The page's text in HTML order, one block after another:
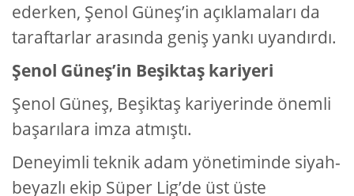
ederken, Şenol Güneş’in açıklamaları da
taraftarlar arasında geniş yankı uyandırdı.
Şenol Güneş’in Beşiktaş kariyeri
Şenol Güneş, Beşiktaş kariyerinde önemli
başarılara imza atmıştı.
Deneyimli teknik adam yönetiminde siyah-
beyazlı ekip Süper Lig’de üst üste